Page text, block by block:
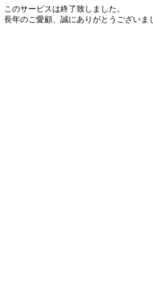
このサービスは終了致しました。
長年のご愛顧、誠にありがとうございま